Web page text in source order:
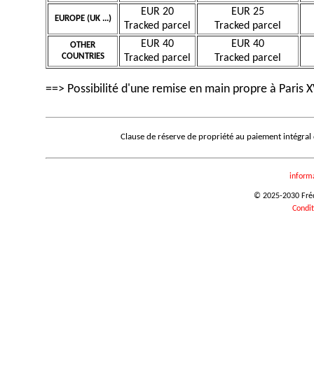
EUROPE (UK ...)
EUR 20
Tracked parcel
EUR 25
Tracked parcel
OTHER
COUNTRIES
EUR 40
Tracked parcel
EUR 40
Tracked parcel
==> Possibilité d'une remise en main propre à Paris
Clause de réserve de propriété au paiement
© 2025-2030